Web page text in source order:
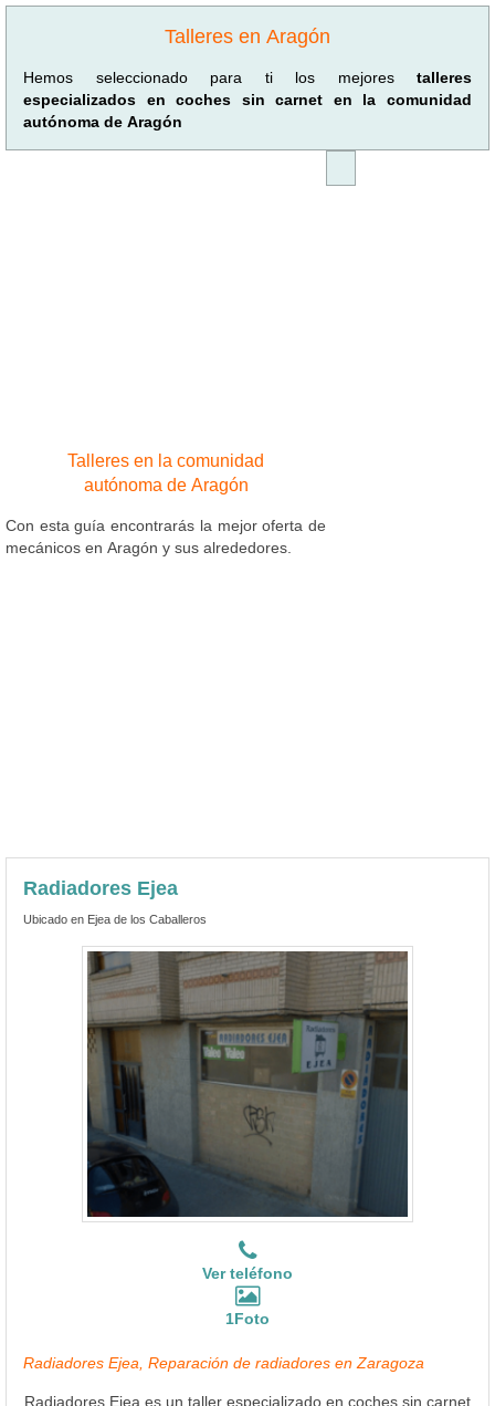
Talleres en Aragón
Hemos seleccionado para ti los mejores talleres
especializados en coches sin carnet en la comunidad
autónoma de Aragón
Talleres en la comunidad
autónoma de Aragón
Con esta guía encontrarás la mejor oferta de
mecánicos en Aragón y sus alrededores.
Radiadores Ejea
Ubicado en Ejea de los Caballeros
Ver teléfono
1Foto
Radiadores Ejea, Reparación de radiadores en Zaragoza
Radiadores Ejea es un taller especializado en coches sin carnet